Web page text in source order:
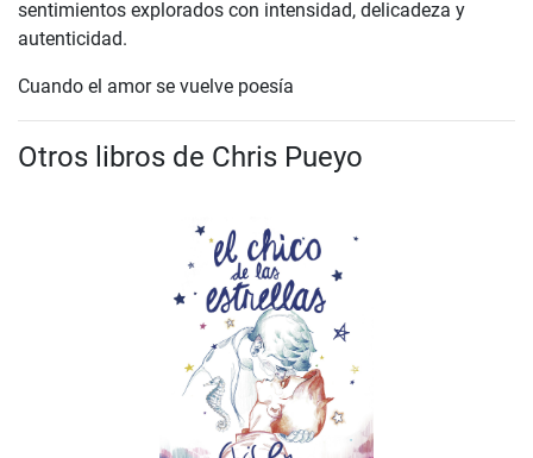
sentimientos explorados con intensidad, delicadeza y
autenticidad.
Cuando el amor se vuelve poesía
Otros libros de Chris Pueyo